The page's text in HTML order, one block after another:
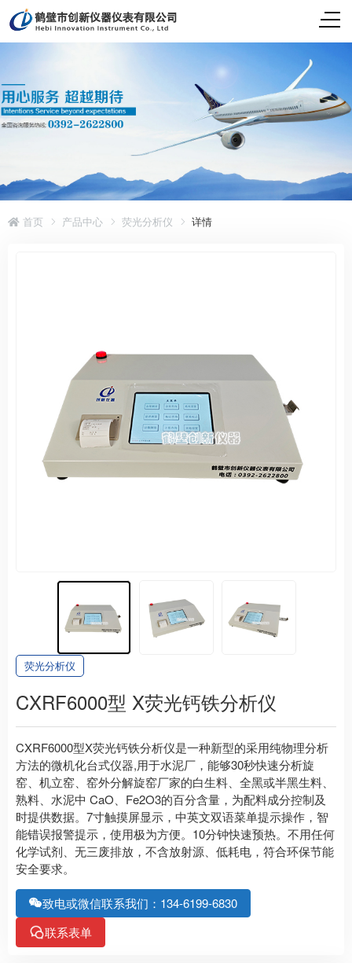
首页 产品中心 荧光分析仪 详情
荧光分析仪
CXRF6000型 X荧光钙铁分析仪
CXRF6000型X荧光钙铁分析仪是一种新型的采用纯物理分析
方法的微机化台式仪器,用于水泥厂，能够30秒快速分析旋
窑、机立窑、窑外分解旋窑厂家的白生料、全黑或半黑生料、
熟料、水泥中 CaO、Fe2O3的百分含量，为配料成分控制及
时提供数据。7寸触摸屏显示，中英文双语菜单提示操作，智
能错误报警提示，使用极为方便。10分钟快速预热。不用任何
化学试剂、无三废排放，不含放射源、低耗电，符合环保节能
安全要求。
致电或微信联系我们：134-6199-6830
联系表单